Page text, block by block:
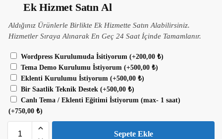
Ek Hizmet Satın Al
Aldığınız Ürünlerle Birlikte Ek Hizmette Satın Alabilirsiniz.
Hizmetler Sıraya Alınarak En Geç 24 Saat İçinde Tamamlanır.
Wordpress Kurulumuda İsitiyorum (+200,00 ₺)
Tema Demo Kurulumu İstiyorum (+500,00 ₺)
Eklenti Kurulumu İstiyorum (+500,00 ₺)
Bir Saatlik Teknik Destek (+500,00 ₺)
Canlı Tema / Eklenti Eğitimi İstiyorum (max- 1 saat)
(+750,00 ₺)
Sepete Ekle